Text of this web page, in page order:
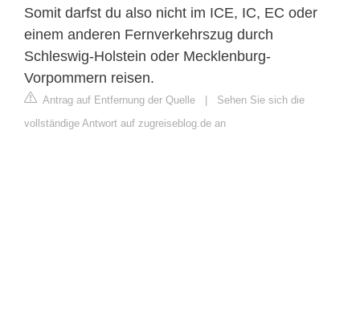
Somit darfst du also nicht im ICE, IC, EC oder
einem anderen Fernverkehrszug durch
Schleswig-Holstein oder Mecklenburg-
Vorpommern reisen.
Antrag auf Entfernung der Quelle | Sehen Sie sich die
vollständige Antwort auf zugreiseblog.de an